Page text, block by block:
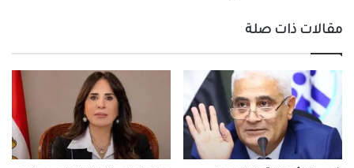
و
إسقاط
الديون)
مقالات ذات صلة